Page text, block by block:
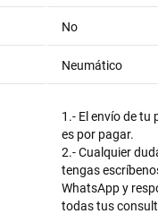
No
Neumático
1.- El envío de tu
es por pagar.
2.- Cualquier
tengas
WhatsApp y
todas tus